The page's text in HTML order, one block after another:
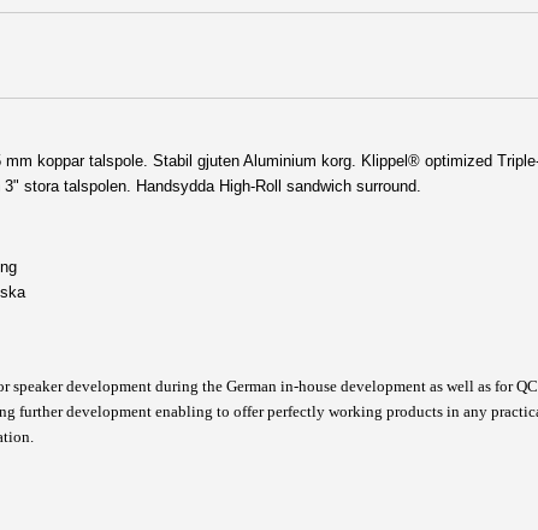
mm koppar talspole . Stabil gjuten Aluminium korg. Klippel® optimized
stora talspolen. Handsydda High-Roll sandwich surround
development during the German in-house development as well as for
further development enabling to offer perfectly working products in any